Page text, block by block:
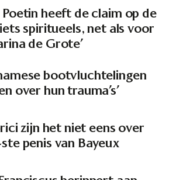
Poetin heeft de claim op de
spiritueels, net als voor
de Grote’
bootvluchtelingen
over hun trauma’s’
zijn het niet eens over
penis van Bayeux